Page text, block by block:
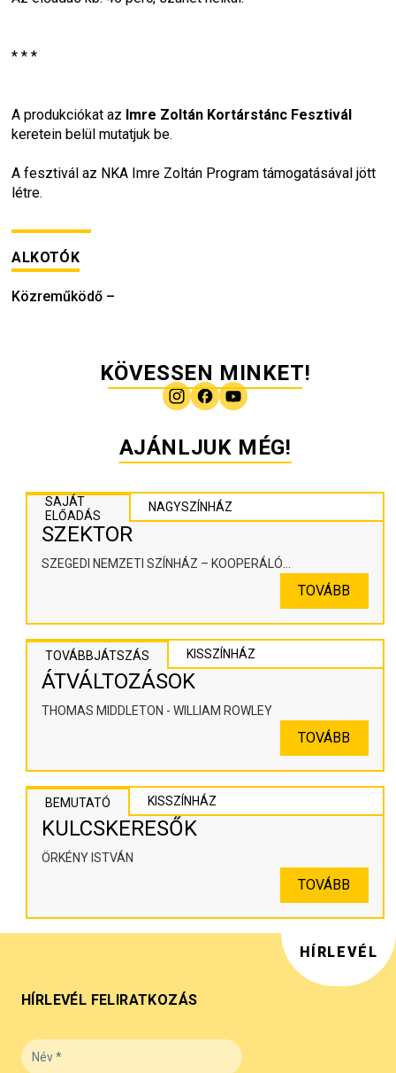
* * *
A produkciókat az Imre Zoltán Kortárstánc Fesztivál
keretein belül mutatjuk be.
A fesztivál az NKA Imre Zoltán Program támogatásával jött
létre.
ALKOTÓK
Közreműködő –
KÖVESSEN MINKET!
AJÁNLJUK MÉG!
SAJÁT
ELŐADÁS
NAGYSZÍNHÁZ
SZEKTOR
SZEGEDI NEMZETI SZÍNHÁZ – KOOPERÁLÓ
TOVÁBB
TOVÁBBJÁTSZÁS KISSZÍNHÁZ
ÁTVÁLTOZÁSOK
THOMAS MIDDLETON - WILLIAM ROWLEY
TOVÁBB
BEMUTATÓ KISSZÍNHÁZ
KULCSKERESŐK
ÖRKÉNY ISTVÁN
TOVÁBB
HÍRLEVÉL
HÍRLEVÉL FELIRATKOZÁS